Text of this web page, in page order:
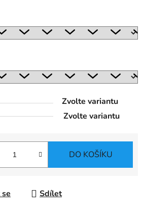
Zvolte variantu
Zvolte variantu
DO KOŠÍKU
Sdílet